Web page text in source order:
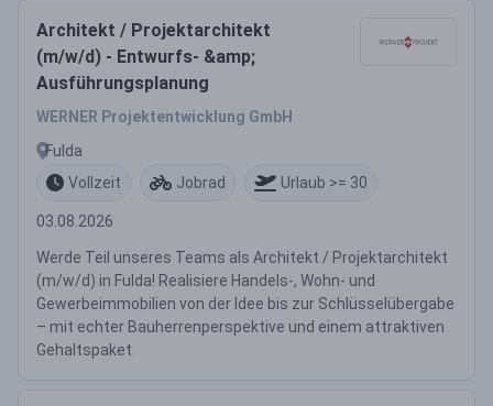
Architekt / Projektarchitekt
(m/w/d) - Entwurfs- &amp;
Ausführungsplanung
WERNER Projektentwicklung GmbH
Fulda
Vollzeit
Jobrad Urlaub >= 30
03.08.2026
Werde Teil unseres Teams als Architekt / Projektarchitekt
(m/w/d) in Fulda! Realisiere Handels-, Wohn- und
Gewerbeimmobilien von der Idee bis zur Schlüsselübergabe
– mit echter Bauherrenperspektive und einem attraktiven
Gehaltspaket.